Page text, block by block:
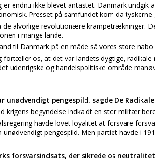
endnu ikke blevet antastet. Danmark undgik
Presset på samfundet kom da
de alvorlige revolutionære krampetrækninger.
i mange lande.
til Danmark på en måde så vores store
os, at det var landets dygtige, radikale
udenrigske og handelspolitiske område
unødvendigt pengespild, sagde De Radikale
krigens begyndelse indkaldt en stor militær
havde lovet loyalitet at forsvare
pengespild. Men partiet havde i
forsvarsindsats, der sikrede os